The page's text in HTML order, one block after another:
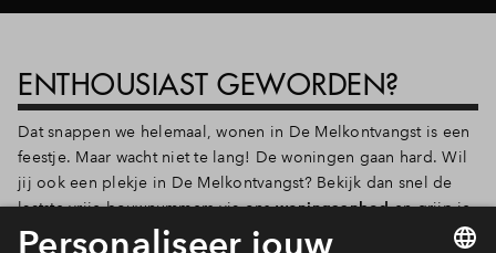
ENTHOUSIAST GEWORDEN?
Dat snappen we helemaal, wonen in De Melkontvangst is een
feestje. Maar wacht niet te lang! De woningen gaan hard. Wil
jij ook een plekje in De Melkontvangst? Bekijk dan snel de
laatste vrije bouwnummers via onswoningaanboden grijp je
kans!